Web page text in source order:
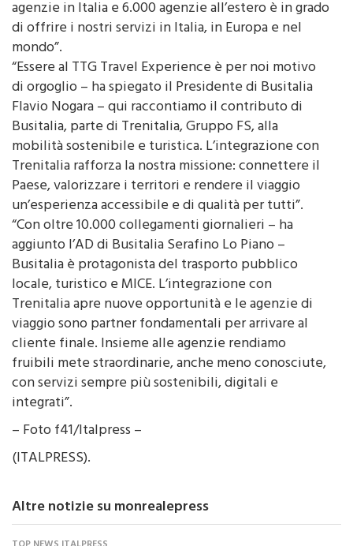
e tour operator- che con una rete di oltre 6.400
agenzie in Italia e 6.000 agenzie all’estero è in grado
di offrire i nostri servizi in Italia, in Europa e nel
mondo”.
“Essere al TTG Travel Experience è per noi motivo
di orgoglio – ha spiegato il Presidente di Busitalia
Flavio Nogara – qui raccontiamo il contributo di
Busitalia, parte di Trenitalia, Gruppo FS, alla
mobilità sostenibile e turistica. L’integrazione con
Trenitalia rafforza la nostra missione: connettere il
Paese, valorizzare i territori e rendere il viaggio
un’esperienza accessibile e di qualità per tutti”.
“Con oltre 10.000 collegamenti giornalieri – ha
aggiunto l’AD di Busitalia Serafino Lo Piano –
Busitalia è protagonista del trasporto pubblico
locale, turistico e MICE. L’integrazione con
Trenitalia apre nuove opportunità e le agenzie di
viaggio sono partner fondamentali per arrivare al
cliente finale. Insieme alle agenzie rendiamo
fruibili mete straordinarie, anche meno conosciute,
con servizi sempre più sostenibili, digitali e
integrati”.
– Foto f41/Italpress –
Altre notizie su monrealepress